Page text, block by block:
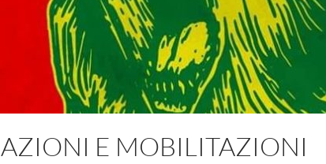
AZIONI E MOBILITAZIONI